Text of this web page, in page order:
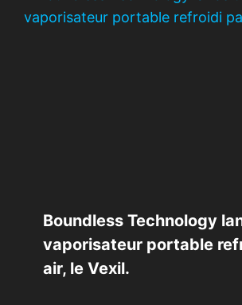
Boundless Technology
vaporisateur portable
air, le Vexil.